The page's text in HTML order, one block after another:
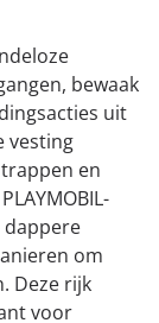
bewaak
uit
vesting
en
dappere
om
Deze rijk
voor